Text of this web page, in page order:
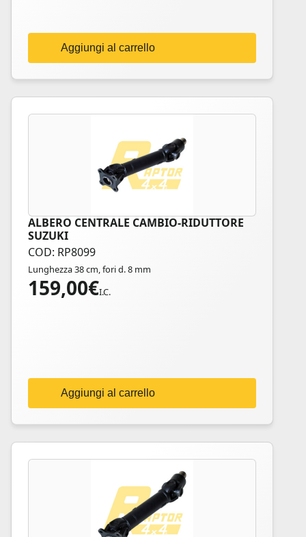
Aggiungi al carrello
ALBERO CENTRALE CAMBIO-RIDUTTORE
SUZUKI
COD: RP8099
Lunghezza 38 cm, fori d. 8 mm
159,00€I.C.
Aggiungi al carrello